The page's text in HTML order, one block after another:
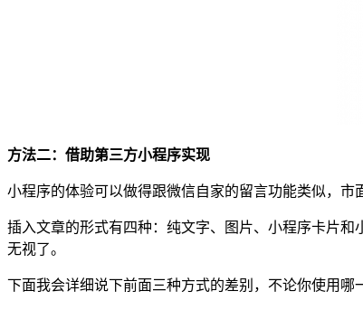
方法二：借助第三方小程序实现
小程序的体验可以做得跟微信自家的留言功能类似，市
插入文章的形式有四种：纯文字、图片、小程序卡片
无视了。
下面我会详细说下前面三种方式的差别，不论你使用